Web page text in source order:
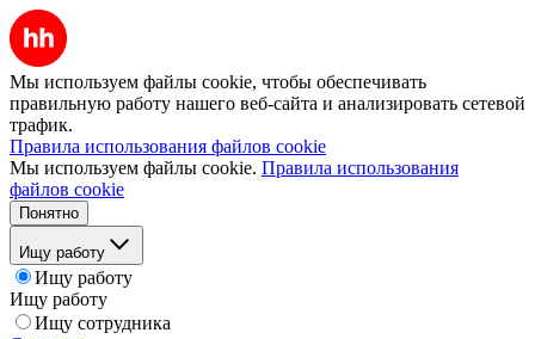
Мы используем файлы cookie, чтобы обеспечивать
правильную работу нашего веб-сайта и анализировать сетевой
трафик.
Правила использования файлов cookie
Мы используем файлы cookie. Правила использования
файлов cookie
Понятно
Ищу работу
Ищу работу
Ищу работу
Ищу сотрудника